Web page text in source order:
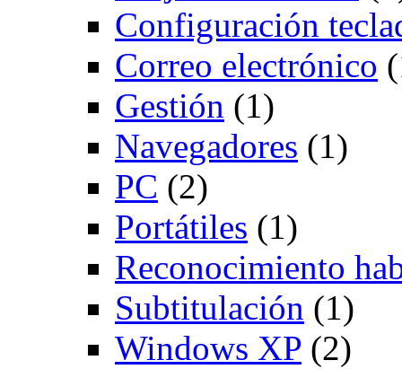
Configuración
Correo electrónico
Gestión (1)
Navegadores (1)
PC (2)
Portátiles (1)
Reconocimiento
Subtitulación (1)
Windows XP (2)